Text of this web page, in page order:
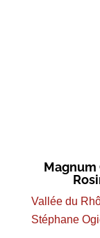
Magnum
Vallée du
Stéphane